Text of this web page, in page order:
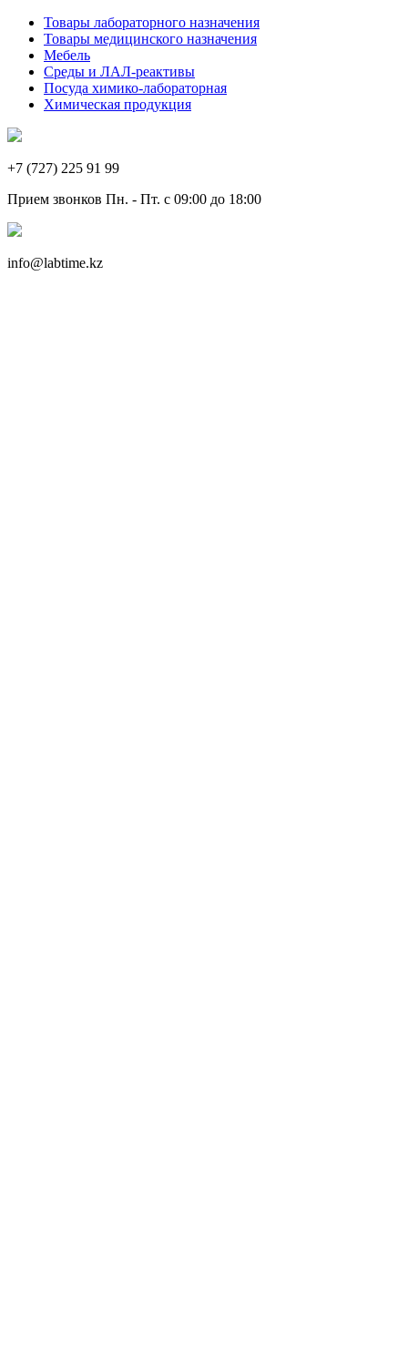
Товары лабораторного назначения
Товары медицинского назначения
Мебель
Среды и ЛАЛ-реактивы
Посуда химико-лабораторная
Химическая продукция
+7 (727) 225 91 99
Прием звонков Пн. - Пт. с 09:00 до 18:00
info@labtime.kz